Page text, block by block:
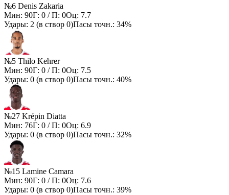
№6 Denis Zakaria
Мин: 90Г: 0 / П: 0Оц: 7.7
Удары: 2 (в створ 0)Пасы точн.: 34%
№5 Thilo Kehrer
Мин: 90Г: 0 / П: 0Оц: 7.5
Удары: 0 (в створ 0)Пасы точн.: 40%
№27 Krépin Diatta
Мин: 76Г: 0 / П: 0Оц: 6.9
Удары: 0 (в створ 0)Пасы точн.: 32%
№15 Lamine Camara
Мин: 90Г: 0 / П: 0Оц: 7.6
Удары: 0 (в створ 0)Пасы точн.: 39%